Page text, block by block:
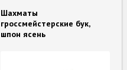
Шахматы
гроссмейстерские бук,
шпон ясень